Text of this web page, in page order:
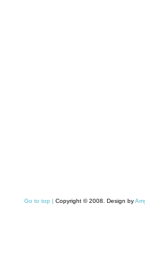
Go to top | Copyright © 2008. Design by